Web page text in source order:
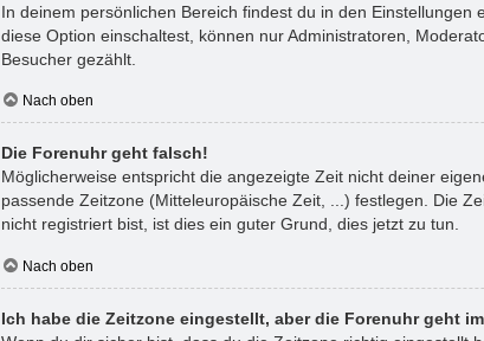
In deinem persönlichen Bereich findest du in den
diese Option einschaltest, können nur Administratoren,
Besucher gezählt.
Nach oben
Die Forenuhr geht falsch!
Möglicherweise entspricht die angezeigte Zeit nicht deiner
passende Zeitzone (Mitteleuropäische Zeit, ...) festlegen. Die
nicht registriert bist, ist dies ein guter Grund, dies jetzt zu tun.
Nach oben
Ich habe die Zeitzone eingestellt, aber die Forenuhr geht